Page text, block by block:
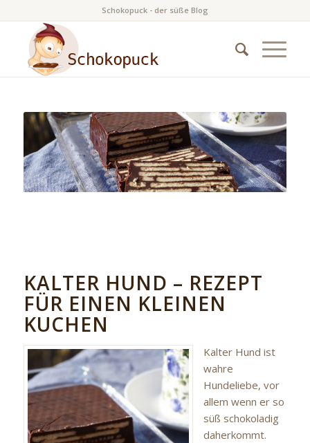
Schokopuck - der süße Blog
KALTER HUND – REZEPT
FÜR EINEN KLEINEN
KUCHEN
Kalter Hund ist
wahre
Hundeliebe, vor
allem wenn er so
süß schokoladig
daherkommt.